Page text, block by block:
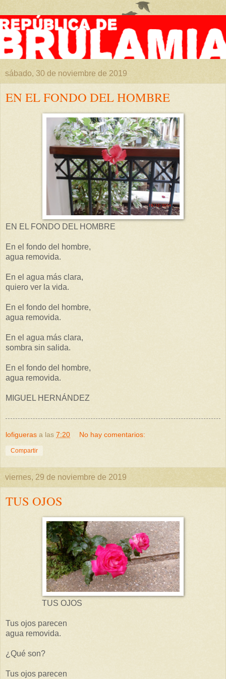
sábado, 30 de noviembre de 2019
EN EL FONDO DEL HOMBRE
EN EL FONDO DEL HOMBRE
En el fondo del hombre,
agua removida.
En el agua más clara,
quiero ver la vida.
En el fondo del hombre,
agua removida.
En el agua más clara,
sombra sin salida.
En el fondo del hombre,
agua removida.
MIGUEL HERNÁNDEZ
lofigueras a las 7:20 No hay comentarios:
Compartir
viernes, 29 de noviembre de 2019
TUS OJOS
TUS OJOS
Tus ojos parecen
agua removida.
¿Qué son?
Tus ojos parecen